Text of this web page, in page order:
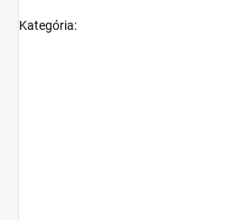
Kategória: